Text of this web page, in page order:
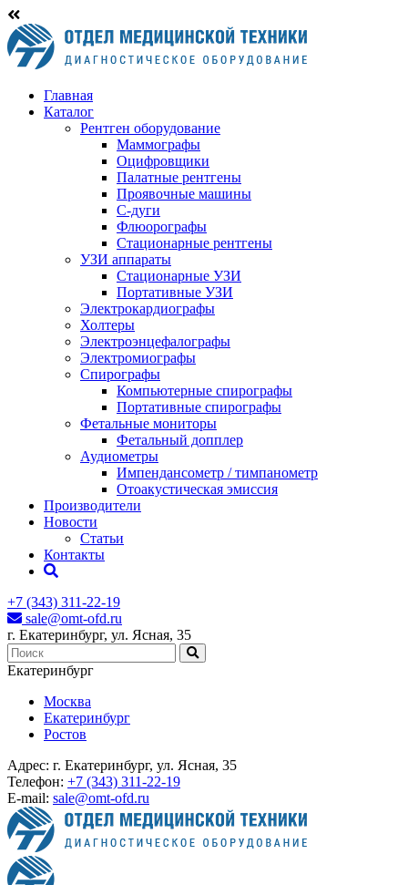
Главная
Каталог
Рентген оборудование
Маммографы
Оцифровщики
Палатные рентгены
Проявочные машины
С-дуги
Флюорографы
Стационарные рентгены
УЗИ аппараты
Стационарные УЗИ
Портативные УЗИ
Электрокардиографы
Холтеры
Электроэнцефалографы
Электромиографы
Спирографы
Компьютерные спирографы
Портативные спирографы
Фетальные мониторы
Фетальный допплер
Аудиометры
Импендансометр / тимпанометр
Отоакустическая эмиссия
Производители
Новости
Статьи
Контакты
+7 (343) 311-22-19
sale@omt-ofd.ru
г. Екатеринбург, ул. Ясная, 35
Екатеринбург
Москва
Екатеринбург
Ростов
Адрес: г. Екатеринбург, ул. Ясная, 35
Телефон: +7 (343) 311-22-19
E-mail: sale@omt-ofd.ru